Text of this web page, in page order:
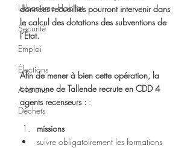
Urbanisme Habitat
Sécurité
Emploi
Élections
A la une
Déchets
données recueillies pourront intervenir dans
le calcul des dotations des subventions de
l’État.
Afin de mener à bien cette opération, la
commune de Tallende recrute en CDD 4
agents recenseurs : :
missions
suivre obligatoirement les formations